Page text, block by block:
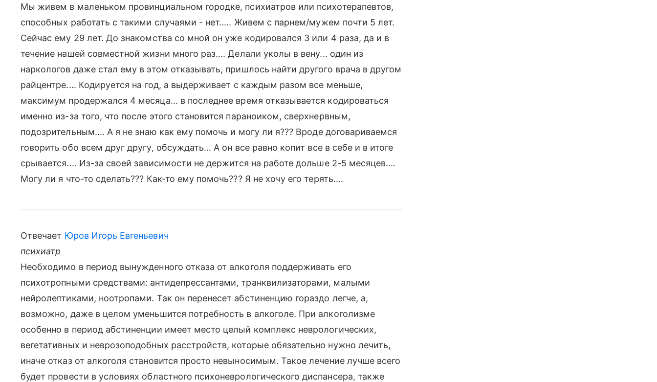
Мы живем в маленьком провинциальном городке, психиатров или психотерапевтов,
способных работать с такими случаями - нет..... Живем с парнем/мужем почти 5 лет.
Сейчас ему 29 лет. До знакомства со мной он уже кодировался 3 или 4 раза, да и в
течение нашей совместной жизни много раз.... Делали уколы в вену... один из
наркологов даже стал ему в этом отказывать, пришлось найти другого врача в другом
райцентре.... Кодируется на год, а выдерживает с каждым разом все меньше,
максимум продержался 4 месяца... в последнее время отказывается кодироваться
именно из-за того, что после этого становится параноиком, сверхнервным,
подозрительным.... А я не знаю как ему помочь и могу ли я??? Вроде договариваемся
говорить обо всем друг другу, обсуждать... А он все равно копит все в себе и в итоге
срывается.... Из-за своей зависимости не держится на работе дольше 2-5 месяцев....
Могу ли я что-то сделать??? Как-то ему помочь??? Я не хочу его терять....
Отвечает Юров Игорь Евгеньевич
психиатр
Необходимо в период вынужденного отказа от алкоголя поддерживать его
психотропными средствами: антидепрессантами, транквилизаторами, малыми
нейролептиками, ноотропами. Так он перенесет абстиненцию гораздо легче, а,
возможно, даже в целом уменьшится потребность в алкоголе. При алкоголизме
особенно в период абстиненции имеет место целый комплекс неврологических,
вегетативных и неврозоподобных расстройств, которые обязательно нужно лечить,
иначе отказ от алкоголя становится просто невыносимым. Такое лечение лучше всего
будет провести в условиях областного психоневрологического диспансера, также